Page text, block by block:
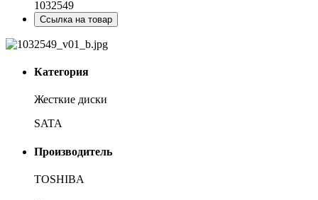
1032549
Ссылка на товар
Категория
Жесткие диски
SATA
Производитель
TOSHIBA